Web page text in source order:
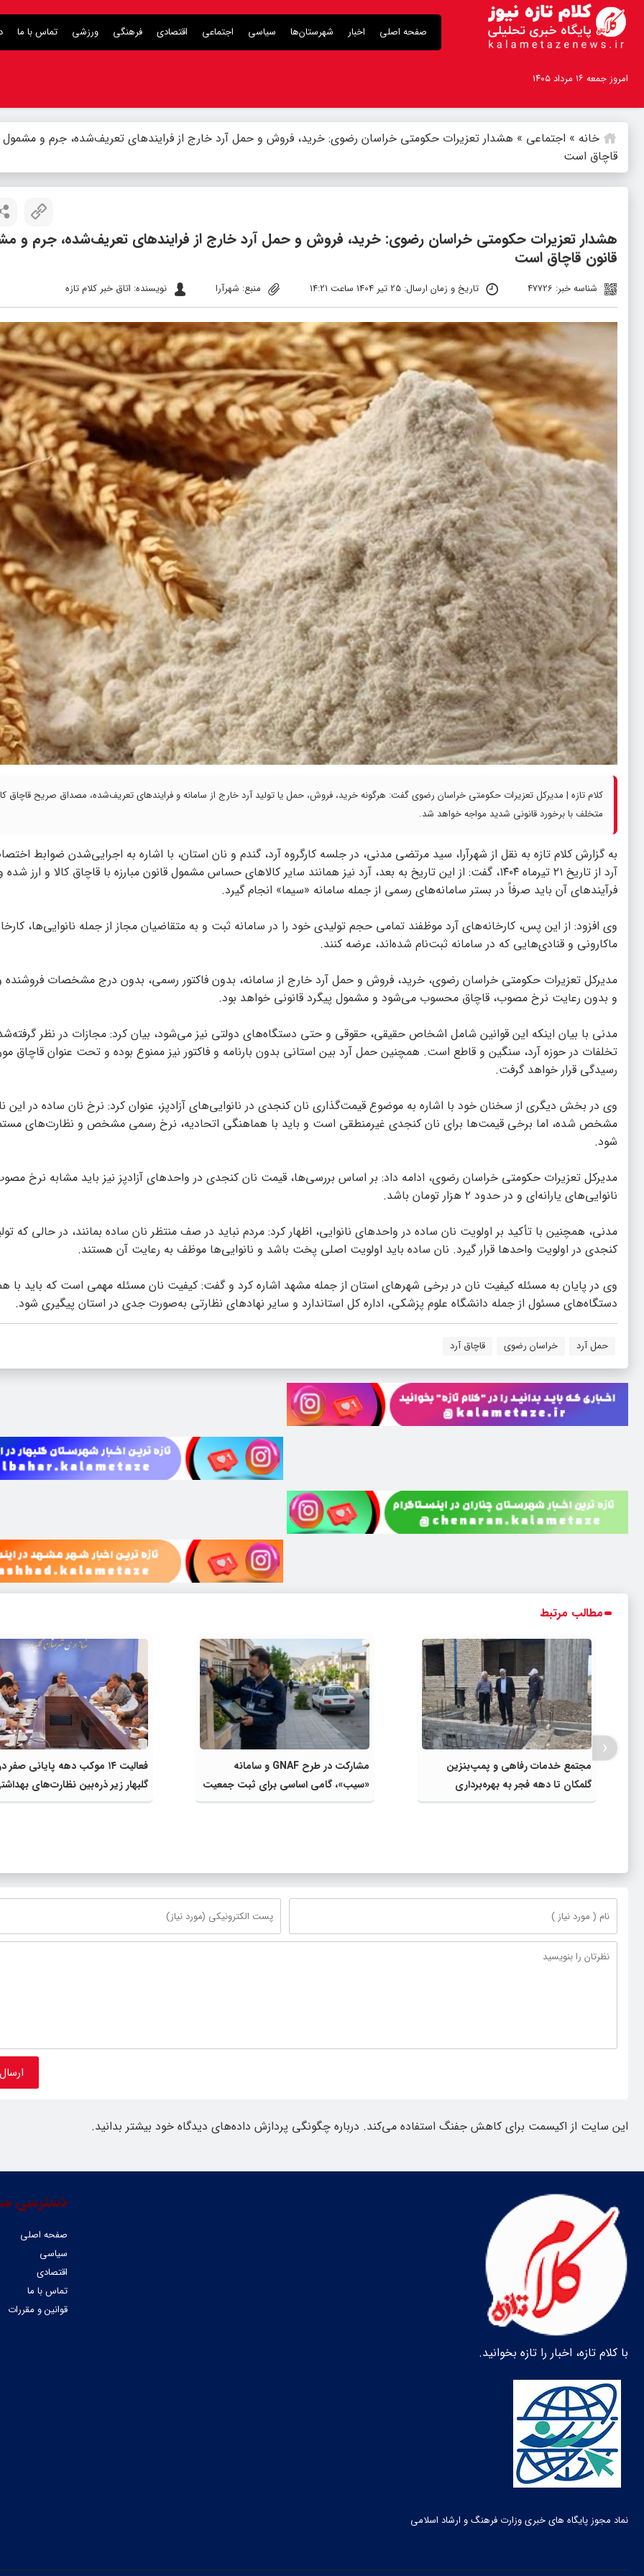
صفحه اصلی اخبار شهرستان‌ها سیاسی اجتماعی اقتصادی فرهنگی ورزشی تماس با ما
امروز جمعه ۱۶ مرداد ۱۴۰۵
خانه » اجتماعی » هشدار تعزیرات حکومتی خراسان رضوی: خرید، فروش و حمل آرد خارج از فرایند‌های تعریف‌شده، جرم و مشمول
قاچاق است
هشدار تعزیرات حکومتی خراسان رضوی: خرید، فروش و حمل آرد خارج از فرایند‌های تعریف‌شده، جرم و
قانون قاچاق است
شناسه خبر: 47726 تاریخ و زمان ارسال: 25 تیر 1404 ساعت 14:21 منبع: شهرآرا نویسنده: اتاق خبر کلام تازه
کلام تازه | مدیرکل تعزیرات حکومتی خراسان رضوی گفت: هرگونه خرید، فروش، حمل یا تولید آرد خارج از سامانه و فرایند‌های تعریف‌شده، مصداق صریح قاچاق
متخلف با برخورد قانونی شدید مواجه خواهد شد.
به گزارش کلام تازه به نقل از شهرآرا، سید مرتضی مدنی، در جلسه کارگروه آرد، گندم و نان استان، با اشاره به اجرایی‌شدن ضوابط
آرد از تاریخ ۲۱ تیرماه ۱۴۰۴، گفت: از این تاریخ به بعد، آرد نیز همانند سایر کالا‌های حساس مشمول قانون مبارزه با قاچاق کالا و ارز
فرآیند‌های آن باید صرفاً در بستر سامانه‌های رسمی از جمله سامانه «سیما» انجام گیرد.
وی افزود: از این پس، کارخانه‌های آرد موظفند تمامی حجم تولیدی خود را در سامانه ثبت و به متقاضیان مجاز از جمله نانوایی‌ها،
ماکارونی و قنادی‌هایی که در سامانه ثبت‌نام شده‌اند، عرضه کنند.
مدیرکل تعزیرات حکومتی خراسان رضوی، خرید، فروش و حمل آرد خارج از سامانه، بدون فاکتور رسمی، بدون درج مشخصات فروشنده
و بدون رعایت نرخ مصوب، قاچاق محسوب می‌شود و مشمول پیگرد قانونی خواهد بود.
مدنی با بیان اینکه این قوانین شامل اشخاص حقیقی، حقوقی و حتی دستگاه‌های دولتی نیز می‌شود، بیان کرد: مجازات در نظر
تخلفات در حوزه آرد، سنگین و قاطع است. همچنین حمل آرد بین استانی بدون بارنامه و فاکتور نیز ممنوع بوده و تحت عنوان قاچاق
رسیدگی قرار خواهد گرفت.
وی در بخش دیگری از سخنان خود با اشاره به موضوع قیمت‌گذاری نان کنجدی در نانوایی‌های آزادپز، عنوان کرد: نرخ نان ساده در این
مشخص شده، اما برخی قیمت‌ها برای نان کنجدی غیرمنطقی است و باید با هماهنگی اتحادیه، نرخ رسمی مشخص و نظارت‌های
شود.
مدیرکل تعزیرات حکومتی خراسان رضوی، ادامه داد: بر اساس بررسی‌ها، قیمت نان کنجدی در واحد‌های آزادپز نیز باید مشابه نرخ
نانوایی‌های یارانه‌ای و در حدود ۲ هزار تومان باشد.
مدنی، همچنین با تأکید بر اولویت نان ساده در واحد‌های نانوایی، اظهار کرد: مردم نباید در صف منتظر نان ساده بمانند، در حالی که
کنجدی در اولویت واحد‌ها قرار گیرد. نان ساده باید اولویت اصلی پخت باشد و نانوایی‌ها موظف به رعایت آن هستند.
وی در پایان به مسئله کیفیت نان در برخی شهر‌های استان از جمله مشهد اشاره کرد و گفت: کیفیت نان مسئله مهمی است که باید با
دستگاه‌های مسئول از جمله دانشگاه علوم پزشکی، اداره کل استاندارد و سایر نهاد‌های نظارتی به‌صورت جدی در استان پیگیری شود.
حمل آرد خراسان رضوی قاچاق آرد
مطالب مرتبط
مجتمع خدمات رفاهی و پمپ‌بنزین
گلمکان تا دهه فجر به بهره‌برداری
می‌رسد
مشارکت در طرح GNAF و سامانه
«سیب»، گامی اساسی برای ثبت جمعیت
واقعی و افزایش سهم شهرستان از
فعالیت ۱۴ موکب دهه پایانی صفر
گلبهار زیر ذره‌بین نظارت‌های
انتظامی
‹
این سایت از اکیسمت برای کاهش جفنگ استفاده می‌کند. درباره چگونگی پردازش داده‌های دیدگاه خود بیشتر بدانید.
با کلام تازه، اخبار را تازه بخوانید.
نماد مجوز پایگاه های خبری وزارت فرهنگ و ارشاد اسلامی
دسترسی
صفحه اصلی
سیاسی
اقتصادی
تماس با ما
قوانین و مقررات